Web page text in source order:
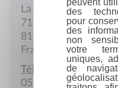
La Bouscarié
715 Chemin du
81170 Itzac
France
Téléphone :
05 63 56 31 81
des
pour
des
non
votre
uniques,
de